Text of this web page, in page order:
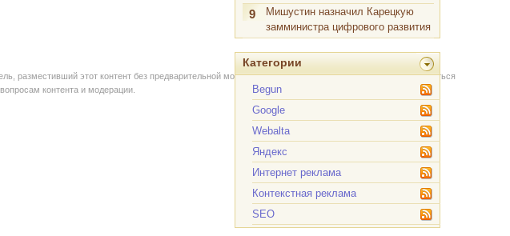
9
Мишустин назначил Карецкую
замминистра цифрового развития
Категории
Begun
Google
Webalta
Яндекс
Интернет реклама
Контекстная реклама
SEO
разместивший этот контент без предварительной модерации через форму на сайте. Вы можете связаться
контента и модерации.